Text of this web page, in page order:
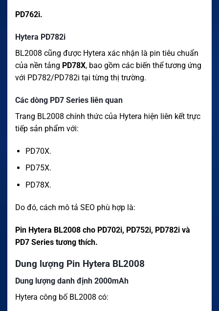
PD762i.
Hytera PD782i
BL2008 cũng được Hytera xác nhận là pin tiêu chuẩn
của nền tảng PD78X, bao gồm các biến thể tương ứng
với PD782/PD782i tại từng thị trường.
Các dòng PD7 Series liên quan
Trang BL2008 chính thức của Hytera hiện liên kết trực
tiếp sản phẩm với:
PD70X.
PD75X.
PD78X.
Do đó, cách mô tả SEO phù hợp là:
Pin Hytera BL2008 cho PD702i, PD752i, PD782i và
PD7 Series tương thích.
Dung lượng Pin Hytera BL2008
Dung lượng danh định 2000mAh
Hytera công bố BL2008 có: